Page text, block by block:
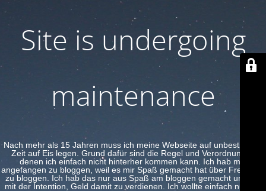
Site is undergoing
maintenance
Nach mehr als 15 Jahren muss ich meine Webseite auf unbestimmte
Zeit auf Eis legen. Grund dafür sind die Regel und Verordnungen
denen ich einfach nicht hinterher kommen kann. Ich hab mal
angefangen zu bloggen, weil es mir Spaß gemacht hat über Freeware
zu bloggen. Ich hab das nur aus Spaß am bloggen gemacht und nie
mit der Intention, Geld damit zu verdienen. Ich wollte einfach nur Teil